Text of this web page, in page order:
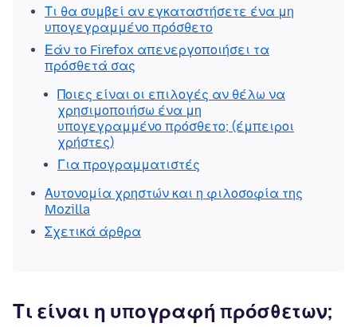
Τι θα συμβεί αν εγκαταστήσετε ένα μη
υπογεγραμμένο πρόσθετο
Εάν το Firefox απενεργοποιήσει τα
πρόσθετά σας
Ποιες είναι οι επιλογές αν θέλω να
χρησιμοποιήσω ένα μη
υπογεγραμμένο πρόσθετο; (έμπειροι
χρήστες)
Για προγραμματιστές
Αυτονομία χρηστών και η φιλοσοφία της
Mozilla
Σχετικά άρθρα
Τι είναι η υπογραφή πρόσθετων;